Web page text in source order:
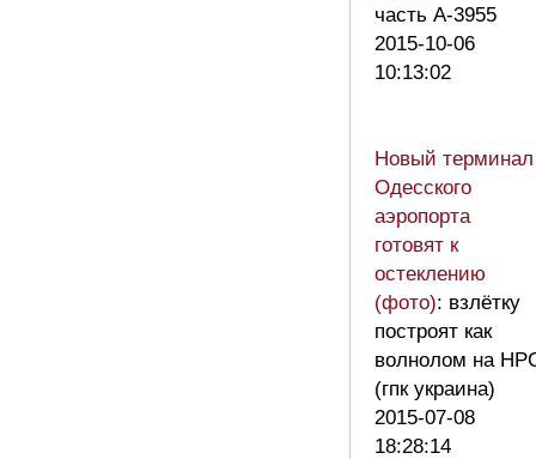
часть А-3955
2015-10-06
10:13:02
Новый терминал
Одесского
аэропорта
готовят к
остеклению
(фото): взлётку
построят как
волнолом на
(гпк украина)
2015-07-08
18:28:14